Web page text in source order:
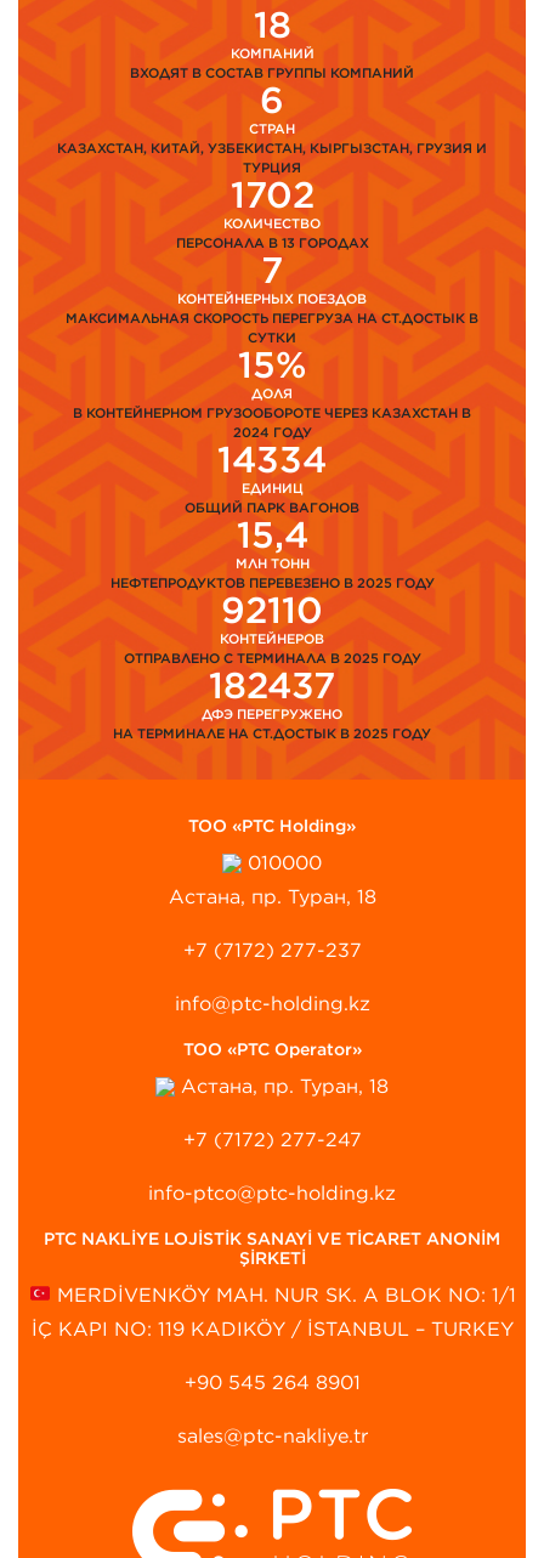
18
КОМПАНИЙ
ВХОДЯТ В СОСТАВ ГРУППЫ КОМПАНИЙ
6
СТРАН
КАЗАХСТАН, КИТАЙ, УЗБЕКИСТАН, КЫРГЫЗСТАН, ГРУЗИЯ И
ТУРЦИЯ
1702
КОЛИЧЕСТВО
ПЕРСОНАЛА В 13 ГОРОДАХ
7
КОНТЕЙНЕРНЫХ ПОЕЗДОВ
МАКСИМАЛЬНАЯ СКОРОСТЬ ПЕРЕГРУЗА НА СТ.ДОСТЫК В
СУТКИ
15%
ДОЛЯ
В КОНТЕЙНЕРНОМ ГРУЗООБОРОТЕ ЧЕРЕЗ КАЗАХСТАН В
2024 ГОДУ
14334
ЕДИНИЦ
ОБЩИЙ ПАРК ВАГОНОВ
15,4
МЛН ТОНН
НЕФТЕПРОДУКТОВ ПЕРЕВЕЗЕНО В 2025 ГОДУ
92110
КОНТЕЙНЕРОВ
ОТПРАВЛЕНО С ТЕРМИНАЛА В 2025 ГОДУ
182437
ДФЭ ПЕРЕГРУЖЕНО
НА ТЕРМИНАЛЕ НА СТ.ДОСТЫК В 2025 ГОДУ
ТОО «PTC Holding»
010000
Астана, пр. Туран, 18
+7 (7172) 277-237
info@ptc-holding.kz
ТОО «PTC Operator»
Астана, пр. Туран, 18
+7 (7172) 277-247
info-ptco@ptc-holding.kz
PTC NAKLİYE LOJİSTİK SANAYİ VE TİCARET ANONİM
ŞİRKETİ
MERDİVENKÖY MAH. NUR SK. A BLOK NO: 1/1
İÇ KAPI NO: 119 KADIKÖY / İSTANBUL – TURKEY
+90 545 264 8901‬
sales@ptc-nakliye.tr